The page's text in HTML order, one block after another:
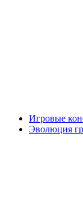
Игровые
Эволюция